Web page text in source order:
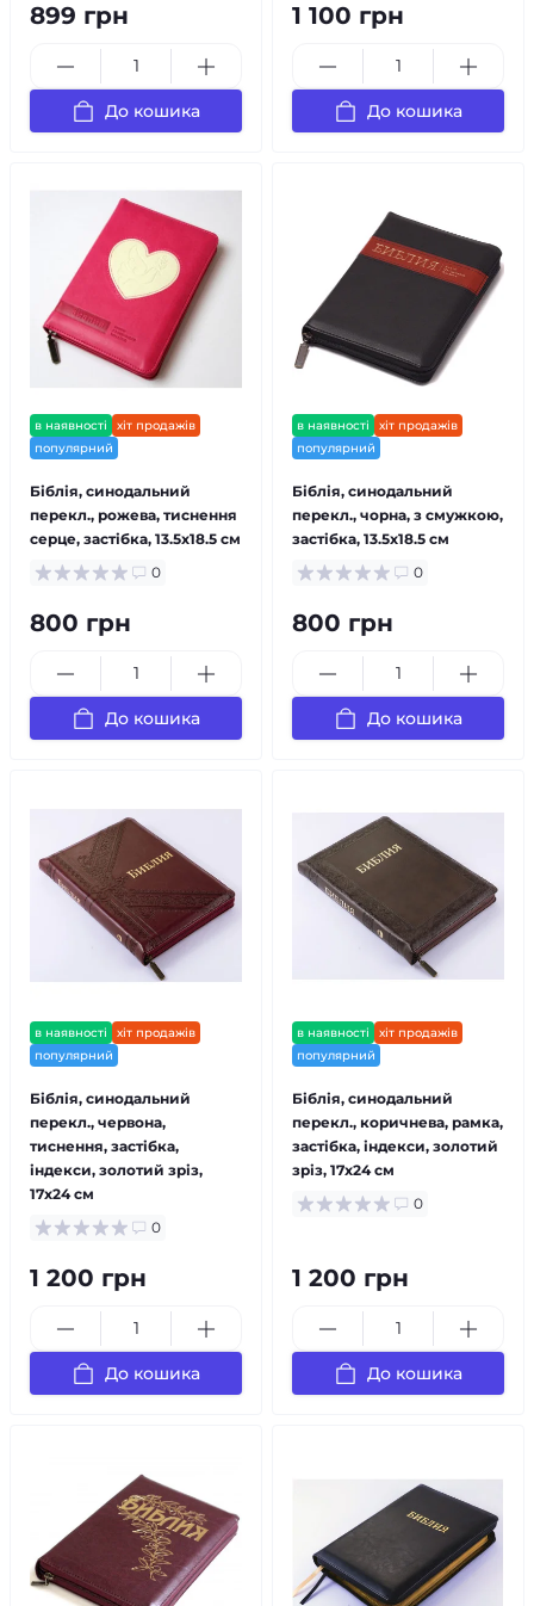
899 грн
До кошика
1 100 грн
До кошика
в наявності
хіт продажів
популярний
Біблія, синодальний
перекл., рожева, тиснення
серце, застібка, 13.5x18.5 см
0
800 грн
До кошика
в наявності
хіт продажів
популярний
Біблія, синодальний
перекл., чорна, з смужкою,
застібка, 13.5x18.5 см
0
800 грн
До кошика
в наявності
хіт продажів
популярний
Біблія, синодальний
перекл., червона,
тиснення, застібка,
індекси, золотий зріз,
17x24 см
0
1 200 грн
До кошика
в наявності
хіт продажів
популярний
Біблія, синодальний
перекл., коричнева, рамка,
застібка, індекси, золотий
зріз, 17x24 см
0
1 200 грн
До кошика